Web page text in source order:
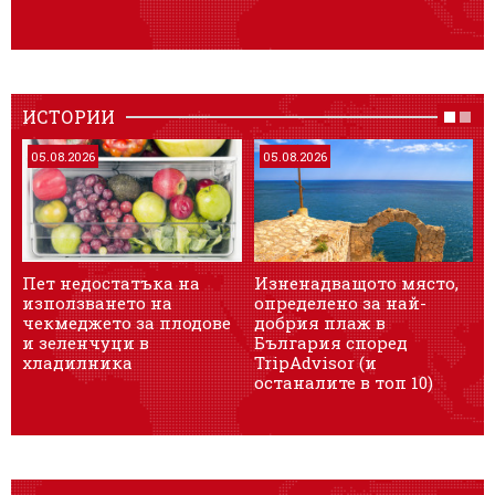
ИСТОРИИ
05.08.2026
Пет недостатъка на
използването на
чекмеджето за плодове
и зеленчуци в
хладилника
05.08.2026
Изненадващото място,
определено за най-
добрия плаж в
България според
TripAdvisor (и
останалите в топ 10)